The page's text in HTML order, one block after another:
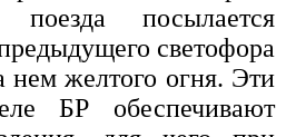
посылается
светофора
нем желтого огня. Эти
БР обеспечивают